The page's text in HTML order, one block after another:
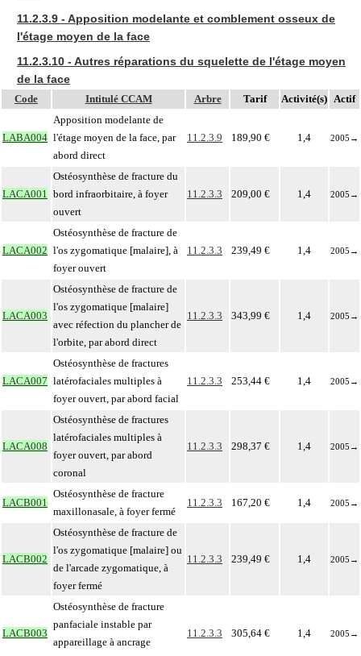
11.2.3.9 - Apposition modelante et comblement osseux de
l'étage moyen de la face
11.2.3.10 - Autres réparations du squelette de l'étage moyen
de la face
Code Intitulé CCAM Arbre Tarif Activité(s) Actif
LABA004
Apposition modelante de
l'étage moyen de la face, par
abord direct
11.2.3.9 189,90 € 1,4 2005 →
LACA001
Ostéosynthèse de fracture du
bord infraorbitaire, à foyer
ouvert
11.2.3.3 209,00 € 1,4 2005 →
LACA002
Ostéosynthèse de fracture de
l'os zygomatique [malaire], à
foyer ouvert
11.2.3.3 239,49 € 1,4 2005 →
LACA003
Ostéosynthèse de fracture de
l'os zygomatique [malaire]
avec réfection du plancher de
l'orbite, par abord direct
11.2.3.3 343,99 € 1,4 2005 →
LACA007
Ostéosynthèse de fractures
latérofaciales multiples à
foyer ouvert, par abord facial
11.2.3.3 253,44 € 1,4 2005 →
LACA008
Ostéosynthèse de fractures
latérofaciales multiples à
foyer ouvert, par abord
coronal
11.2.3.3 298,37 € 1,4 2005 →
LACB001
Ostéosynthèse de fracture
maxillonasale, à foyer fermé
11.2.3.3 167,20 € 1,4 2005 →
LACB002
Ostéosynthèse de fracture de
l'os zygomatique [malaire] ou
de l'arcade zygomatique, à
foyer fermé
11.2.3.3 239,49 € 1,4 2005 →
LACB003
Ostéosynthèse de fracture
panfaciale instable par
appareillage à ancrage
11.2.3.3 305,64 € 1,4 2005 →